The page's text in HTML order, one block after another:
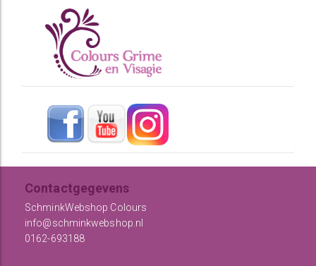
Contactgegevens
SchminkWebshop Colours
info@schminkwebshop.nl
0162-693188